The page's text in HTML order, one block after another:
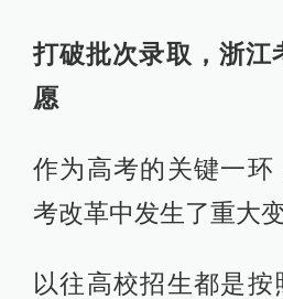
打破批次录取，浙江
愿
作为高考的关键一环
考改革中发生了重大变
以往高校招生都是